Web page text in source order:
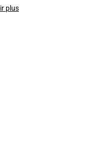
plus